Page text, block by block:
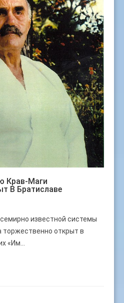
Крав-Маги
В Братиславе
известной системы
открыт в
«Им...